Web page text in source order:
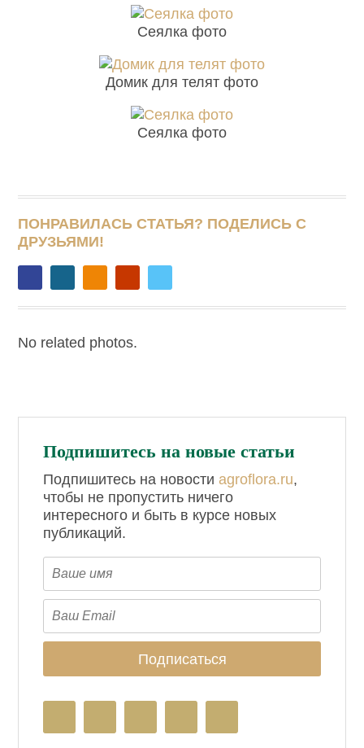
Сеялка фото
Домик для телят фото
Сеялка фото
ПОНРАВИЛАСЬ СТАТЬЯ? ПОДЕЛИСЬ С
ДРУЗЬЯМИ!
No related photos.
Подпишитесь на новые статьи
Подпишитесь на новостиagroflora.ru,
чтобы не пропустить ничего
интересного и быть в курсе новых
публикаций.